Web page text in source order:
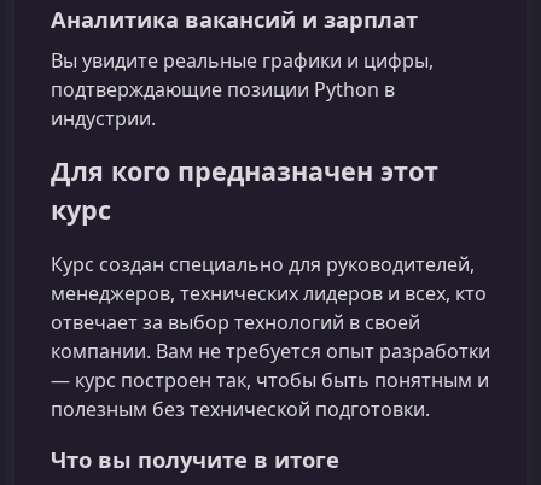
Аналитика вакансий и зарплат
Вы увидите реальные графики и цифры,
подтверждающие позиции Python в
индустрии.
Для кого предназначен этот
курс
Курс создан специально для руководителей,
менеджеров, технических лидеров и всех, кто
отвечает за выбор технологий в своей
компании. Вам не требуется опыт разработки
— курс построен так, чтобы быть понятным и
полезным без технической подготовки.
Что вы получите в итоге